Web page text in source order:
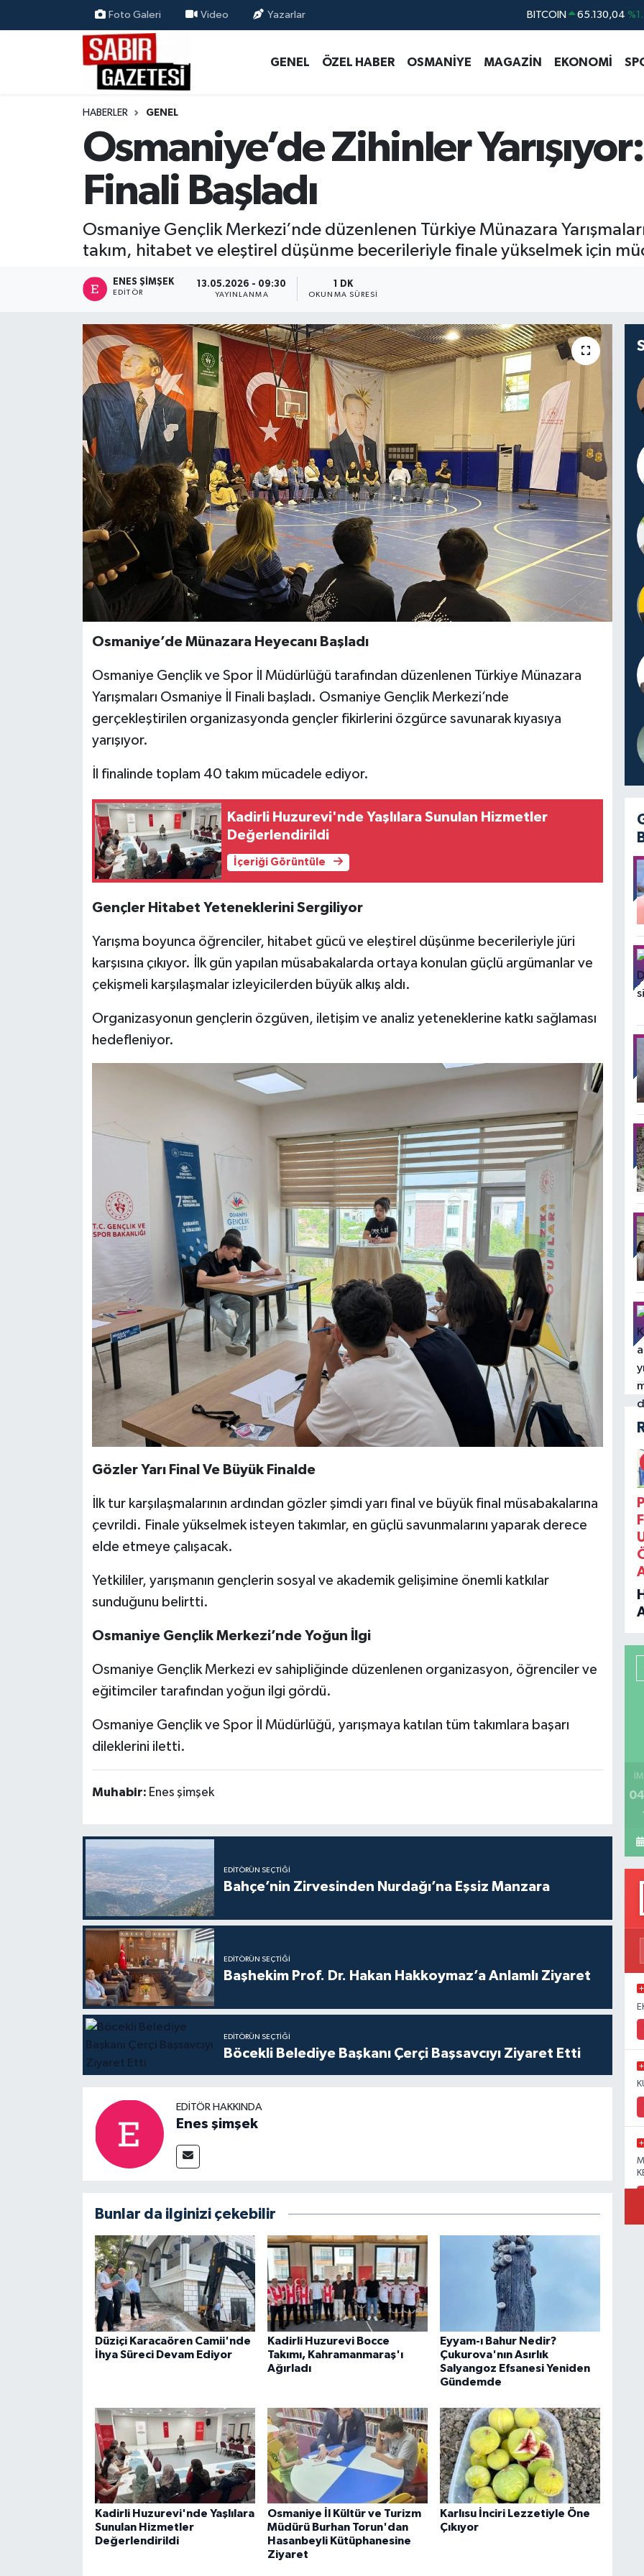
Foto Galeri Video Yazarlar DOLAR 47,7106
GENEL ÖZEL HABER OSMANİYE MAGAZİN EKONOMİ
HABERLER GENEL
Osmaniye’de Zihinler
Finali Başladı
Osmaniye Gençlik Merkezi’nde düzenlenen Türkiye Münazara
takım, hitabet ve eleştirel düşünme becerileriyle finale yükselmek için
ENES ŞIMŞEK
EDITÖR
13.05.2026 - 09:30
YAYINLANMA
1 DK
OKUNMA SÜRESI
Osmaniye’de Münazara Heyecanı Başladı
Osmaniye Gençlik ve Spor İl Müdürlüğü tarafından düzenlenen Türkiye Münazara
Yarışmaları Osmaniye İl Finali başladı. Osmaniye Gençlik Merkezi’nde
gerçekleştirilen organizasyonda gençler fikirlerini özgürce savunarak kıyasıya
yarışıyor.
İl finalinde toplam 40 takım mücadele ediyor.
Kadirli Huzurevi'nde Yaşlılara Sunulan Hizmetler
Değerlendirildi
İçeriği Görüntüle
Gençler Hitabet Yeteneklerini Sergiliyor
Yarışma boyunca öğrenciler, hitabet gücü ve eleştirel düşünme becerileriyle jüri
karşısına çıkıyor. İlk gün yapılan müsabakalarda ortaya konulan güçlü argümanlar ve
çekişmeli karşılaşmalar izleyicilerden büyük alkış aldı.
Organizasyonun gençlerin özgüven, iletişim ve analiz yeteneklerine katkı sağlaması
hedefleniyor.
Gözler Yarı Final Ve Büyük Finalde
İlk tur karşılaşmalarının ardından gözler şimdi yarı final ve büyük final müsabakalarına
çevrildi. Finale yükselmek isteyen takımlar, en güçlü savunmalarını yaparak derece
elde etmeye çalışacak.
Yetkililer, yarışmanın gençlerin sosyal ve akademik gelişimine önemli katkılar
sunduğunu belirtti.
Osmaniye Gençlik Merkezi’nde Yoğun İlgi
Osmaniye Gençlik Merkezi ev sahipliğinde düzenlenen organizasyon, öğrenciler ve
eğitimciler tarafından yoğun ilgi gördü.
Osmaniye Gençlik ve Spor İl Müdürlüğü, yarışmaya katılan tüm takımlara başarı
dileklerini iletti.
Muhabir: Enes şimşek
EDITÖRÜN SEÇTIĞI
Bahçe’nin Zirvesinden Nurdağı’na Eşsiz Manzara
EDITÖRÜN SEÇTIĞI
Başhekim Prof. Dr. Hakan Hakkoymaz’a Anlamlı Ziyaret
EDITÖRÜN SEÇTIĞI
Böcekli Belediye Başkanı Çerçi Başsavcıyı Ziyaret Etti
EDITÖR HAKKINDA
Enes şimşek
Bunlar da ilginizi çekebilir
Düziçi Karacaören Camii'nde
İhya Süreci Devam Ediyor
Kadirli Huzurevi Bocce
Takımı, Kahramanmaraş'ı
Ağırladı
Eyyam-ı Bahur Nedir?
Çukurova'nın Asırlık
Salyangoz Efsanesi Yeniden
Gündemde
Kadirli Huzurevi'nde Yaşlılara
Sunulan Hizmetler
Değerlendirildi
Osmaniye İl Kültür ve Turizm
Müdürü Burhan Torun'dan
Hasanbeyli Kütüphanesine
Ziyaret
Karlısu İnciri Lezzetiyle Öne
Çıkıyor
ÖZEL HABER
MAGAZİN
RESMİ İLANLAR
Osmaniye Nöbetçi Eczaneler
Osmaniye Hava Durumu
Osmaniye Trafik Yoğunluk Haritası
Süper Lig Puan Durumu ve Fikstür
Son Dakika Haberleri
Haber Arşivi